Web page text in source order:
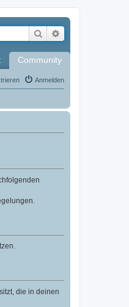
Suche
Community
Anmelden
die in deinen